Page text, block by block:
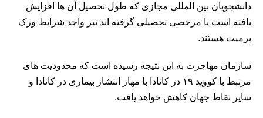
دانشجویان بین المللی مجازی که طول تحصیل آن ها افزایش
یافته است یا مرخصی تحصیلی گرفته اند نیز واجد شرایط ورک
پرمیت هستند.
سازمان مهاجرت به این نتیجه رسیده است که محدودیت های
مرتبط با کووید ۱۹ در کانادا با مهار انتشار بیماری در کانادا و
سایر نقاط جهان کاهش خواهد یافت.